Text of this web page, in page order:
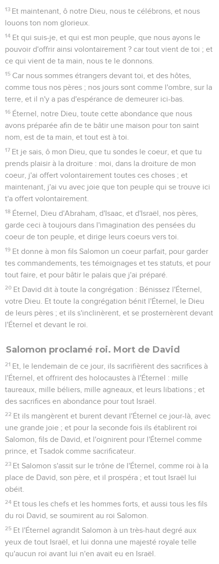
13 Et maintenant, ô notre Dieu, nous te célébrons, et nous
louons ton nom glorieux.
14 Et qui suis-je, et qui est mon peuple, que nous ayons le
pouvoir d'offrir ainsi volontairement ? car tout vient de toi ; et
ce qui vient de ta main, nous te le donnons.
15 Car nous sommes étrangers devant toi, et des hôtes,
comme tous nos pères ; nos jours sont comme l'ombre, sur la
terre, et il n'y a pas d'espérance de demeurer ici-bas.
16 Éternel, notre Dieu, toute cette abondance que nous
avons préparée afin de te bâtir une maison pour ton saint
nom, est de ta main, et tout est à toi.
17 Et je sais, ô mon Dieu, que tu sondes le coeur, et que tu
prends plaisir à la droiture : moi, dans la droiture de mon
coeur, j'ai offert volontairement toutes ces choses ; et
maintenant, j'ai vu avec joie que ton peuple qui se trouve ici
t'a offert volontairement.
18 Éternel, Dieu d'Abraham, d'Isaac, et d'Israël, nos pères,
garde ceci à toujours dans l'imagination des pensées du
coeur de ton peuple, et dirige leurs coeurs vers toi.
19 Et donne à mon fils Salomon un coeur parfait, pour garder
tes commandements, tes témoignages et tes statuts, et pour
tout faire, et pour bâtir le palais que j'ai préparé.
20 Et David dit à toute la congrégation : Bénissez l'Éternel,
votre Dieu. Et toute la congrégation bénit l'Éternel, le Dieu
de leurs pères ; et ils s'inclinèrent, et se prosternèrent devant
l'Éternel et devant le roi.
Salomon proclamé roi. Mort de David
21 Et, le lendemain de ce jour, ils sacrifièrent des sacrifices à
l'Éternel, et offrirent des holocaustes à l'Éternel : mille
taureaux, mille béliers, mille agneaux, et leurs libations ; et
des sacrifices en abondance pour tout Israël.
22 Et ils mangèrent et burent devant l'Éternel ce jour-là, avec
une grande joie ; et pour la seconde fois ils établirent roi
Salomon, fils de David, et l'oignirent pour l'Éternel comme
prince, et Tsadok comme sacrificateur.
23 Et Salomon s'assit sur le trône de l'Éternel, comme roi à la
place de David, son père, et il prospéra ; et tout Israël lui
obéit.
24 Et tous les chefs et les hommes forts, et aussi tous les fils
du roi David, se soumirent au roi Salomon.
25 Et l'Éternel agrandit Salomon à un très-haut degré aux
yeux de tout Israël, et lui donna une majesté royale telle
qu'aucun roi avant lui n'en avait eu en Israël.